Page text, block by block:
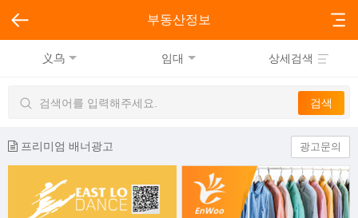
부동산정보
义乌 임대 상세검색
프리미엄 배너광고 광고문의